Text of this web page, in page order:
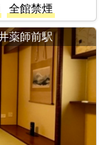
全館禁煙
薬師前駅